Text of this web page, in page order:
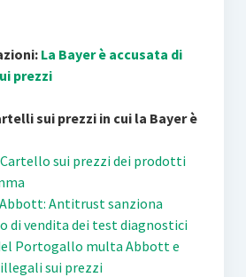
La Bayer è accusata di
prezzi
sui prezzi in cui la Bayer è
Cartello sui prezzi dei prodotti
Abbott: Antitrust sanziona
di vendita dei test diagnostici
Portogallo multa Abbott e
sui prezzi